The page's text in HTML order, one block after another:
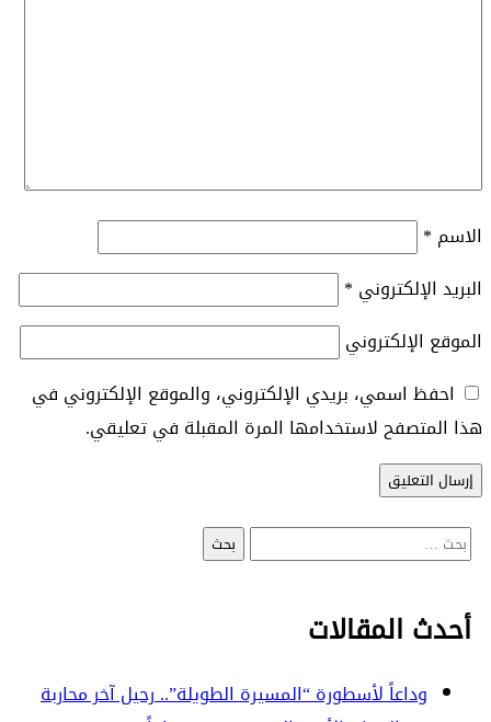
الاسم *
البريد الإلكتروني *
الموقع الإلكتروني
احفظ اسمي، بريدي الإلكتروني، والموقع الإلكتروني في
هذا المتصفح لاستخدامها المرة المقبلة في تعليقي.
البحث
أحدث المقالات
وداعاً لأسطورة “المسيرة الطويلة”.. رحيل آخر محاربة